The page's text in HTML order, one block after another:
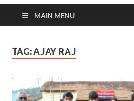
MAIN MENU
TAG:AJAY RAJ